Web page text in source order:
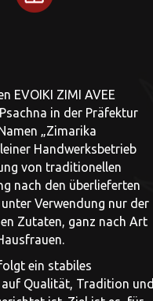
EVOIKI ZIMI AVEE
in der Präfektur
„Zimarika
Handwerksbetrieb
von traditionellen
nach den überlieferten
Verwendung nur der
Zutaten, ganz nach Art
ein stabiles
Qualität, Tradition und